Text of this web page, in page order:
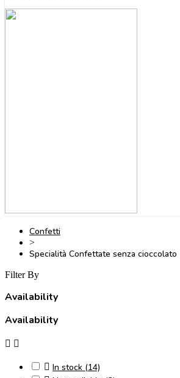
Confetti
>
Specialità Confettate senza cioccolato
Filter By
Availability
Availability
 
 In stock (14)